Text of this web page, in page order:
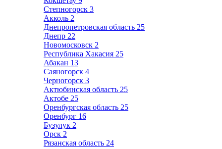
Степногорск 3
Акколь 2
Днепропетровская область 25
Днепр 22
Новомосковск 2
Республика Хакасия 25
Абакан 13
Саяногорск 4
Черногорск 3
Актюбинская область 25
Актобе 25
Оренбургская область 25
Оренбург 16
Бузулук 2
Орск 2
Рязанская область 24